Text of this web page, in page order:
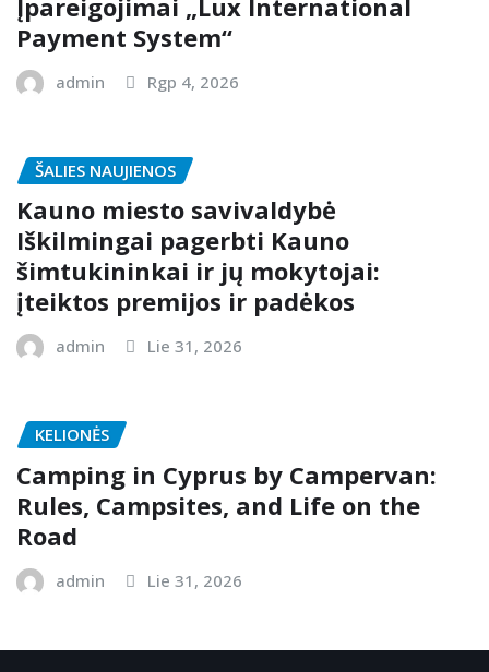
Payment System“
admin Rgp 4, 2026
ŠALIES NAUJIENOS
Kauno miesto savivaldybė
Iškilmingai pagerbti Kauno
šimtukininkai ir jų mokytojai:
įteiktos premijos ir padėkos
admin Lie 31, 2026
KELIONĖS
Camping in Cyprus by Campervan:
Rules, Campsites, and Life on the
Road
admin Lie 31, 2026